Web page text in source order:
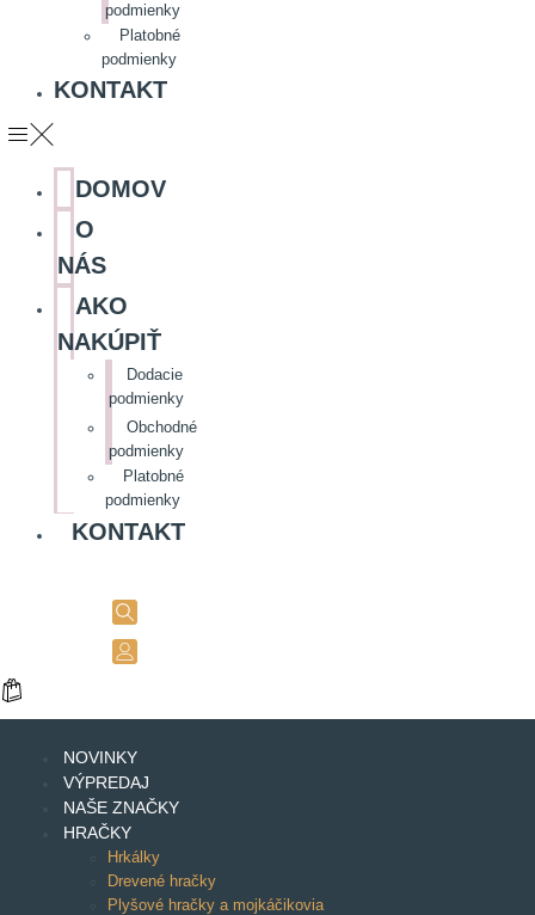
podmienky
Platobné
podmienky
KONTAKT
DOMOV
O
NÁS
AKO
NAKÚPIŤ
Dodacie
podmienky
Obchodné
podmienky
Platobné
podmienky
KONTAKT
NOVINKY
VÝPREDAJ
NAŠE ZNAČKY
HRAČKY
Hrkálky
Drevené hračky
Plyšové hračky a mojkáčikovia